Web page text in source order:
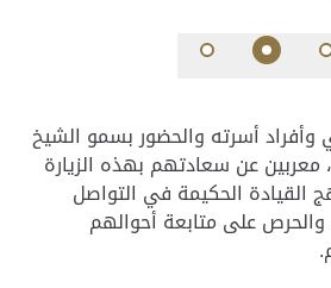
أسرته والحضور بسمو الشيخ
معربين عن سعادتهم بهذه الزيارة
القيادة الحكيمة في التواصل
والحرص على متابعة أحوالهم